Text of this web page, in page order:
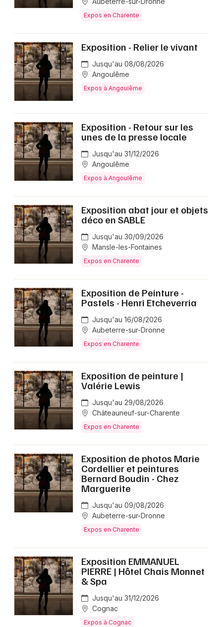
Expos en Charente
Exposition - Relier le vivant
Jusqu'au 08/08/2026
Angoulême
Expos à Angoulême
Exposition - Retour sur les
unes de la presse locale
Jusqu'au 31/12/2026
Angoulême
Expos à Angoulême
Exposition abat jour et objets
déco en SABLE
Jusqu'au 30/09/2026
Mansle-les-Fontaines
Expos en Charente
Exposition de Peinture -
Pastels - Henri Etcheverria
Jusqu'au 16/08/2026
Aubeterre-sur-Dronne
Expos en Charente
Exposition de peinture |
Valérie Lewis
Jusqu'au 29/08/2026
Châteauneuf-sur-Charente
Expos en Charente
Exposition de photos Marie
Cordellier et peintures
Bernard Boudin - Chez
Marguerite
Jusqu'au 09/08/2026
Aubeterre-sur-Dronne
Expos en Charente
Exposition EMMANUEL
PIERRE | Hôtel Chais Monnet
& Spa
Jusqu'au 31/12/2026
Cognac
Expos à Cognac